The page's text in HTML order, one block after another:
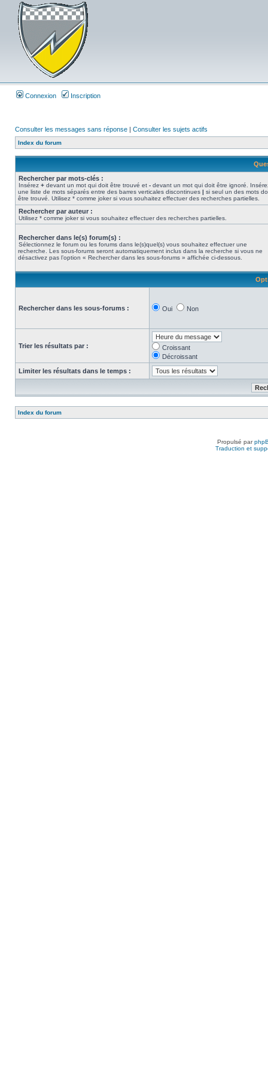
Connexion Inscription
Consulter les messages sans réponse | Consulter les sujets actifs
Index du forum
Rechercher par mots-clés :
Insérez + devant un mot qui doit être trouvé et - devant un mot qui doit être ignoré.
une liste de mots séparés entre des barres verticales discontinues | si seul un des mots
être trouvé. Utilisez * comme joker si vous souhaitez effectuer des recherches partielles.
Rechercher par auteur :
Utilisez * comme joker si vous souhaitez effectuer des recherches partielles.
Rechercher dans le(s) forum(s) :
Sélectionnez le forum ou les forums dans le(s)quel(s) vous souhaitez effectuer une
recherche. Les sous-forums seront automatiquement inclus dans la recherche si vous ne
désactivez pas l’option « Rechercher dans les sous-forums » affichée ci-dessous.
Rechercher dans les sous-forums : Oui Non
Trier les résultats par :
Croissant
Décroissant
Limiter les résultats dans le temps :
Index du forum
Propulsé par
Traduction et